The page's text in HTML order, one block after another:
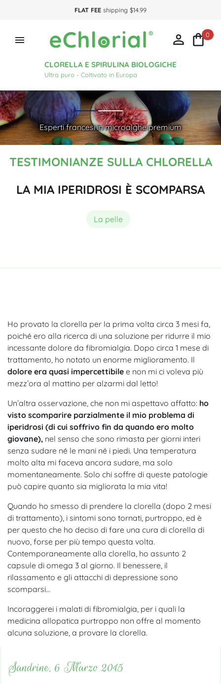
FLAT FEE shipping $14.99

CLORELLA E SPIRULINA BIOLOGICHE
Ultra puro - Coltivato in Europa
 0
Esperti francesi in microalghe premium
TESTIMONIANZE SULLA CHLORELLA
LA MIA IPERIDROSI È SCOMPARSA
La pelle
Ho provato la clorella per la prima volta circa 3 mesi fa,
poiché ero alla ricerca di una soluzione per ridurre il mio
incessante dolore da fibromialgia. Dopo circa 1 mese di
trattamento, ho notato un enorme miglioramento. Il
dolore era quasi impercettibile e non mi ci voleva più
mezz’ora al mattino per alzarmi dal letto!
Un’altra osservazione, che non mi aspettavo affatto: ho
visto scomparire parzialmente il mio problema di
iperidrosi (di cui soffrivo fin da quando ero molto
giovane), nel senso che sono rimasta per giorni interi
senza sudare né le mani né i piedi. Una temperatura
molto alta mi faceva ancora sudare, ma solo
momentaneamente. Solo chi soffre di queste patologie
può capire quanto sia migliorata la mia vita!
Quando ho smesso di prendere la clorella (dopo 2 mesi
di trattamento), i sintomi sono tornati, purtroppo, ed è
per questo che ho deciso di fare una cura di clorella di
nuovo, forse per più tempo questa volta.
Contemporaneamente alla clorella, ho assunto 2
capsule di omega 3 al giorno. Il benessere, il
rilassamento e gli attacchi di depressione sono
scomparsi…
Incoraggerei i malati di fibromialgia, per i quali la
medicina allopatica purtroppo non offre al momento
alcuna soluzione, a provare la clorella.
Sandrine, 6 Marzo 2015